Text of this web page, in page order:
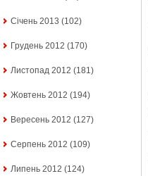
Січень 2013 (102)
Грудень 2012 (170)
Листопад 2012 (181)
Жовтень 2012 (194)
Вересень 2012 (127)
Серпень 2012 (109)
Липень 2012 (124)